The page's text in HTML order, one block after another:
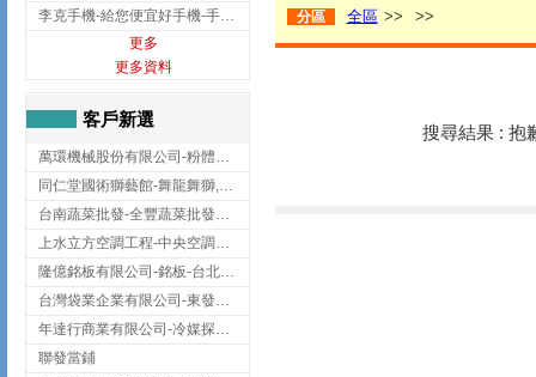
李克手機-給您便宜好手機-手機收購,屏東手機收購
更多
更多資料
客戶新選
萬環機械股份有限公司-粉體塗裝設備,輸送機,輸送機設備,台南輸送機
同仁堂國術獅藝館-舞龍舞獅,台中舞龍舞獅
台南蔬菜批發-全豐蔬菜批發專送/台南蔬菜箱宅配到府
上水立方空調工程-中央空調規劃,台北中央空調規劃
隆億銘板有限公司-銘板-台北銘板-板橋銘板
台灣袋業企業有限公司-東發企業社/台中太空袋/太空包
年達行商業有限公司-冷媒探漏儀,壓力錶組,真空泵浦,台北冷凍空調材料
聯發當鋪
分區 全區 >> >>
搜尋結果 : 抱